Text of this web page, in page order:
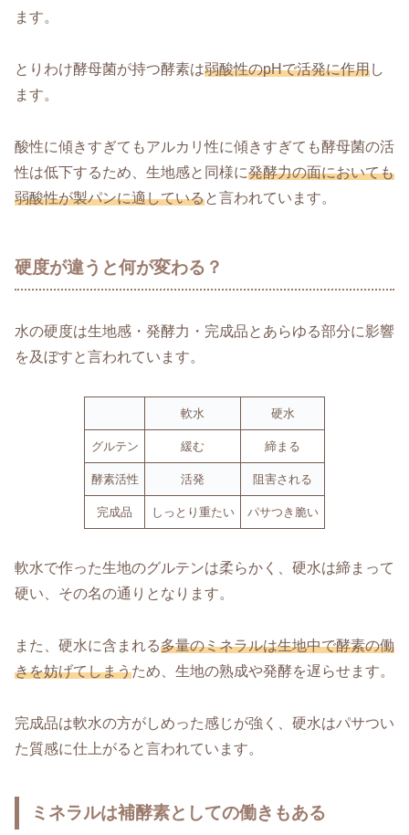
ます。
とりわけ酵母菌が持つ酵素は弱酸性のpHで活発に作用し
ます。
酸性に傾きすぎてもアルカリ性に傾きすぎても酵母菌の活
性は低下するため、生地感と同様に発酵力の面においても
弱酸性が製パンに適していると言われています。
硬度が違うと何が変わる？
水の硬度は生地感・発酵力・完成品とあらゆる部分に影響
を及ぼすと言われています。
軟水 硬水
グルテン 緩む 締まる
酵素活性 活発 阻害される
完成品 しっとり重たい パサつき脆い
軟水で作った生地のグルテンは柔らかく、硬水は締まって
硬い、その名の通りとなります。
また、硬水に含まれる多量のミネラルは生地中で酵素の働
きを妨げてしまうため、生地の熟成や発酵を遅らせます。
完成品は軟水の方がしめった感じが強く、硬水はパサつい
た質感に仕上がると言われています。
ミネラルは補酵素としての働きもある